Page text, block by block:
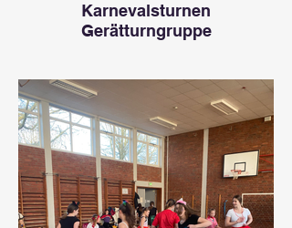
Karnevalsturnen
Gerätturngruppe